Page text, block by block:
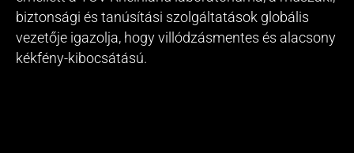
biztonsági és tanúsítási szolgáltatások globális
vezetője igazolja, hogy villódzásmentes és alacsony
kékfény-kibocsátású.